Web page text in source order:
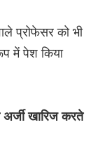
प्रोफेसर को भी
में पेश किया
अर्जी खारिज करते